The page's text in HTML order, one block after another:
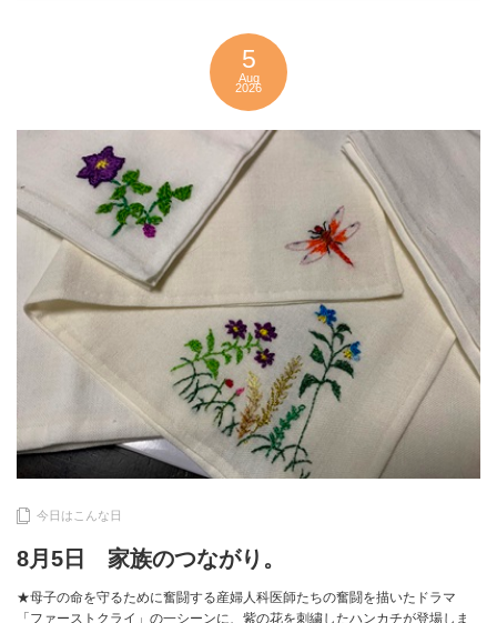
5
Aug
2026
今日はこんな日
8月5日 家族のつながり。
★母子の命を守るために奮闘する産婦人科医師たちの奮闘を描いたドラマ
「ファーストクライ」の一シーンに、紫の花を刺繍したハンカチが登場しま